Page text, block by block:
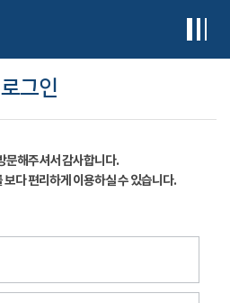
로그인
문해주셔서 감사합니다.
다 편리하게 이용하실 수 있습니다.